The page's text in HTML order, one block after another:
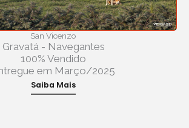
San Vicenzo
Gravatá - Navegantes
100% Vendido
em Março/2025
Saiba Mais